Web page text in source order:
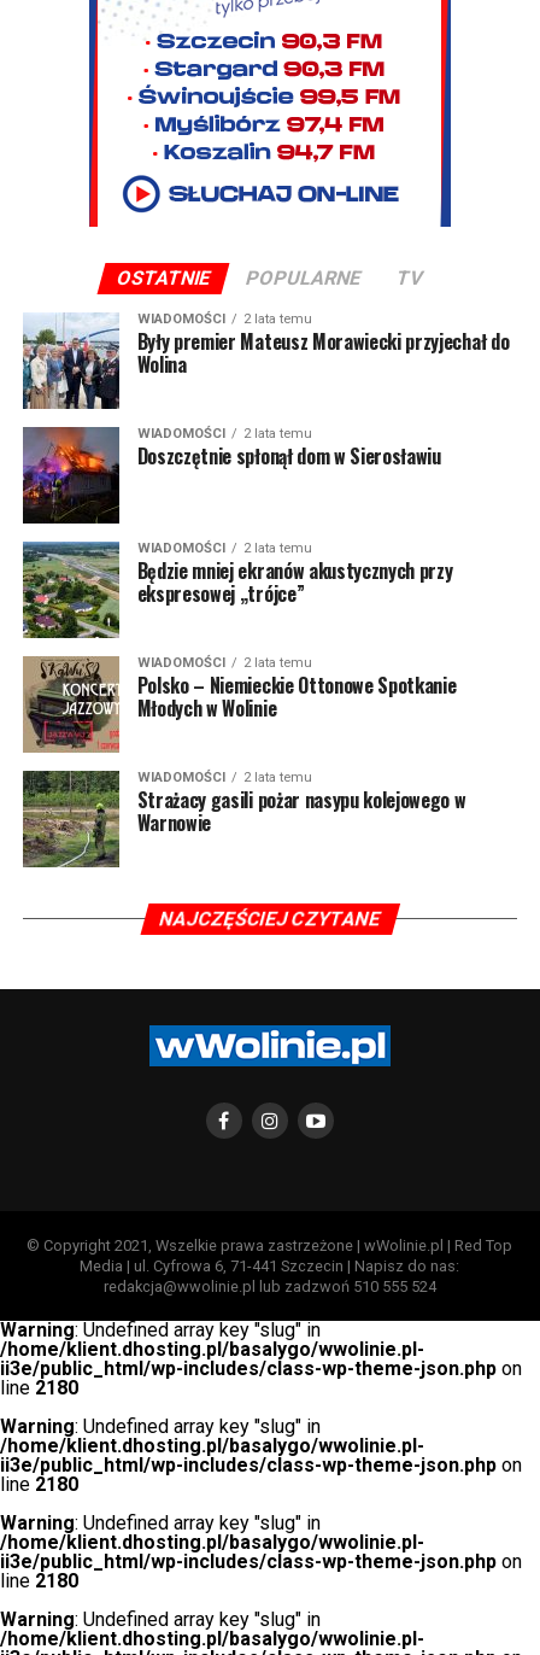
OSTATNIE POPULARNE TV
WIADOMOŚCI 2 lata temu
Były premier Mateusz Morawiecki przyjechał do
Wolina
WIADOMOŚCI 2 lata temu
Doszczętnie spłonął dom w Sierosławiu
WIADOMOŚCI 2 lata temu
Będzie mniej ekranów akustycznych przy
ekspresowej „trójce”
WIADOMOŚCI 2 lata temu
Polsko – Niemieckie Ottonowe Spotkanie
Młodych w Wolinie
WIADOMOŚCI 2 lata temu
Strażacy gasili pożar nasypu kolejowego w
Warnowie
NAJCZĘŚCIEJ CZYTANE
© Copyright 2021, Wszelkie prawa zastrzeżone | wWolinie.pl | Red Top
Media | ul. Cyfrowa 6, 71-441 Szczecin | Napisz do nas:
redakcja@wwolinie.pl lub zadzwoń 510 555 524
Warning: Undefined array key "slug" in
/home/klient.dhosting.pl/basalygo/wwolinie.pl-
ii3e/public_html/wp-includes/class-wp-theme-json.php on
line 2180
Warning: Undefined array key "slug" in
/home/klient.dhosting.pl/basalygo/wwolinie.pl-
ii3e/public_html/wp-includes/class-wp-theme-json.php on
line 2180
Warning: Undefined array key "slug" in
/home/klient.dhosting.pl/basalygo/wwolinie.pl-
ii3e/public_html/wp-includes/class-wp-theme-json.php on
line 2180
Warning: Undefined array key "slug" in
/home/klient.dhosting.pl/basalygo/wwolinie.pl-